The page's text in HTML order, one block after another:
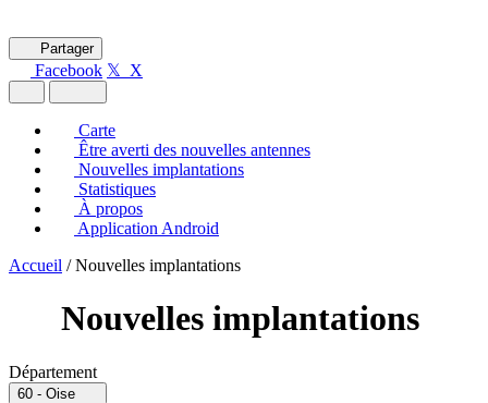
Partager
Facebook 𝕏 X
Carte
Être averti des nouvelles antennes
Nouvelles implantations
Statistiques
À propos
Application Android
Accueil / Nouvelles implantations
Nouvelles implantations
Département
60 - Oise